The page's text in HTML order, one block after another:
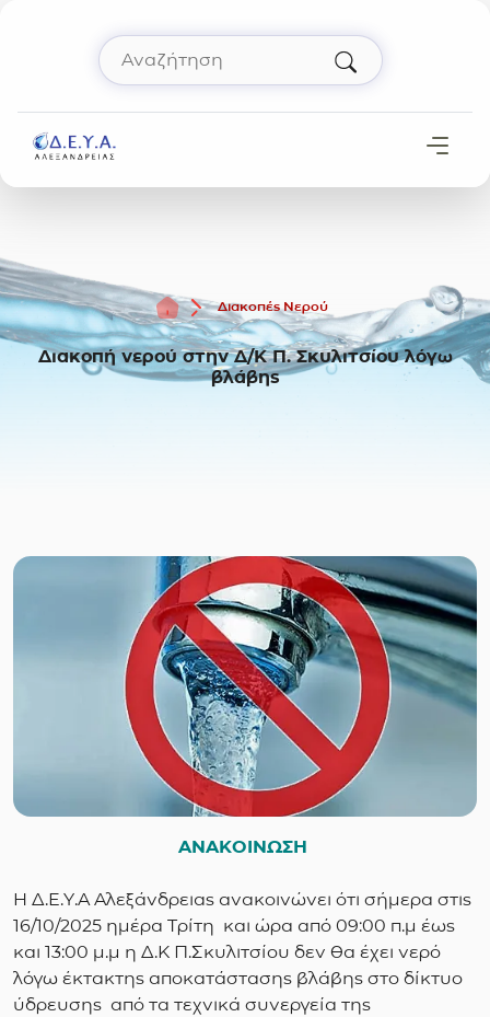
Αναζήτηση
ΑρχικήΔιακοπές Νερού
Διακοπή νερού στην Δ/Κ Π. Σκυλιτσίου λόγω
βλάβης
ΑΝΑΚΟΙΝΩΣΗ
Η Δ.Ε.Υ.Α Αλεξάνδρειας ανακοινώνει ότι σήμερα στις
16/10/2025 ημέρα Τρίτη και ώρα από 09:00 π.μ έως
και 13:00 μ.μ η Δ.Κ Π.Σκυλιτσίου δεν θα έχει νερό
λόγω έκτακτης αποκατάστασης βλάβης στο δίκτυο
ύδρευσης από τα τεχνικά συνεργεία της